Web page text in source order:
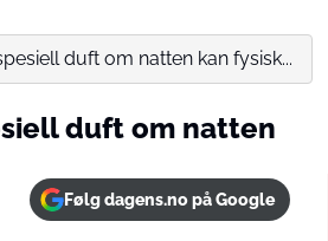
duft om natten kan fysisk...
duft om natten
Følg dagens.no på Google